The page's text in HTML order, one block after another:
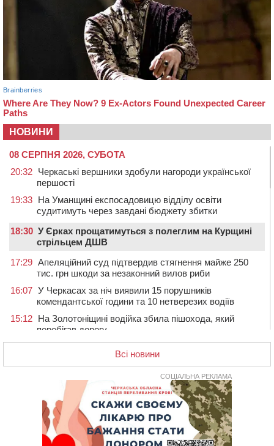
НОВИНИ
08 СЕРПНЯ 2026, СУБОТА
20:32 Черкаські вершники здобули нагороди української
першості
19:33 На Уманщині експосадовицю відділу освіти
судитимуть через завдані бюджету збитки
18:30 У Єрках прощатимуться з полеглим на Курщині
стрільцем ДШВ
17:29 Апеляційний суд підтвердив стягнення майже 250
тис. грн шкоди за незаконний вилов риби
16:07 У Черкасах за ніч виявили 15 порушників
комендантської години та 10 нетверезих водіїв
15:12 На Золотоніщині водійка збила пішохода, який
перебігав дорогу
під охорону 188-річну церкву
У Смілі біля магазину під колесами вантажівки
загинула жінка
У Черкасах пропонують для приватизації
п’ятиповерховий об’єкт у центрі міста
Не вистачає стажу для пенсії: як його докупити та що
потрібно знати
Всі новини
СОЦІАЛЬНА РЕКЛАМА